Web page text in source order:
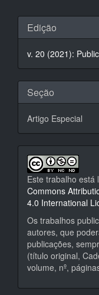
Detalhes
do
artigo
Edição
v. 20 (2021):
Seção
Artigo Especial
Este trabalho está
Commons
4.0 International
Os trabalhos
autores, que
publicações,
(título original,
volume, nº,